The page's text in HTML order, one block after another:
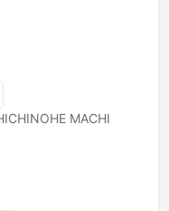
MACHI